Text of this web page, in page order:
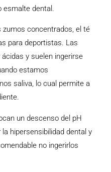
esmalte dental.
concentrados, el té
para deportistas. Las
y suelen ingerirse
estamos
saliva, lo cual permite a
un descenso del pH
hipersensibilidad dental y
no ingerirlos